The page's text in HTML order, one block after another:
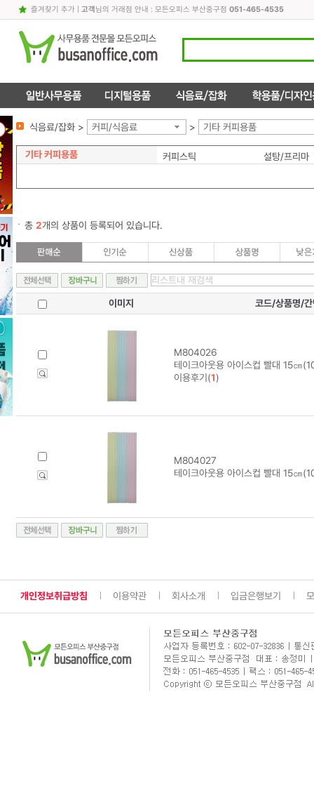
즐겨찾기 추가| 고객님의 거래점 안내 : 모든오피스 부산중구점 051-465-4535
식음료/잡화 > 커피/식음료 > 기타 커피용품
기타 커피용품 커피스틱 설탕/프리마
총 2개의 상품이 등록되어 있습니다.
이미지 코드/상품명/간
M804026
테이크아웃용 아이스컵 빨대 15㎝
이용후기(1)
M804027
테이크아웃용 아이스컵 빨대 15㎝
개인정보취급방침 이용약관 회사소개 입금은행보기